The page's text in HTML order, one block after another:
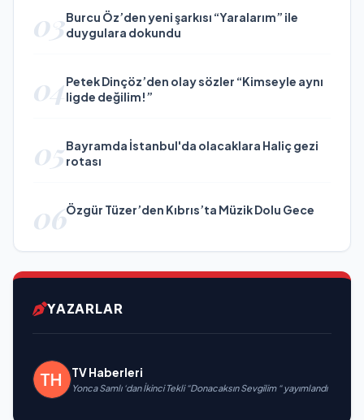
03Burcu Öz’den yeni şarkısı “Yaralarım” ile
duygulara dokundu
04Petek Dinçöz’den olay sözler “Kimseyle aynı
ligde değilim!”
05Bayramda İstanbul'da olacaklara Haliç gezi
rotası
06Özgür Tüzer’den Kıbrıs’ta Müzik Dolu Gece
YAZARLAR
TV Haberleri
Yonca Samlı ‘dan İkinci Tekli “Donacaksın Sevgilim “ yayımlandı